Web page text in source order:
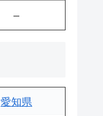
–
愛知県